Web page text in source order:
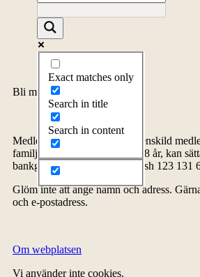
Exact matches only
Search in title
Search in content
Bli medlem
Medlemsavgiften, 150 kr för enskild
familj inklusive barn upp till 18 år, kan
bankgiro 5278-4576 eller Swish 123 131
Glöm inte att ange namn och adress.
och e-postadress.
Om webplatsen
Vi använder inte cookies.